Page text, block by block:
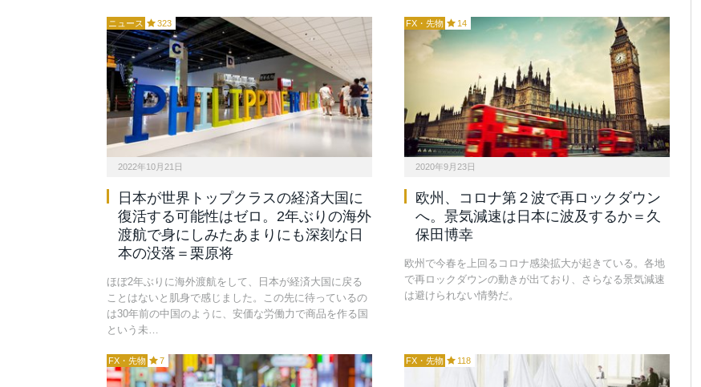
ニュース 323
2022年10月21日
日本が世界トップクラスの経済大国に
復活する可能性はゼロ。2年ぶりの海外
渡航で身にしみたあまりにも深刻な日
本の没落＝栗原将
ほぼ2年ぶりに海外渡航をして、日本が経済大国に戻る
ことはないと肌身で感じました。この先に待っているの
は30年前の中国のように、安価な労働力で商品を作る国
という未…
FX・先物 14
2020年9月23日
欧州、コロナ第２波で再ロックダウン
へ。景気減速は日本に波及するか＝久
保田博幸
欧州で今春を上回るコロナ感染拡大が起きている。各地
で再ロックダウンの動きが出ており、さらなる景気減速
は避けられない情勢だ。
FX・先物 7 FX・先物 118